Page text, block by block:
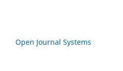
Open Journal Systems